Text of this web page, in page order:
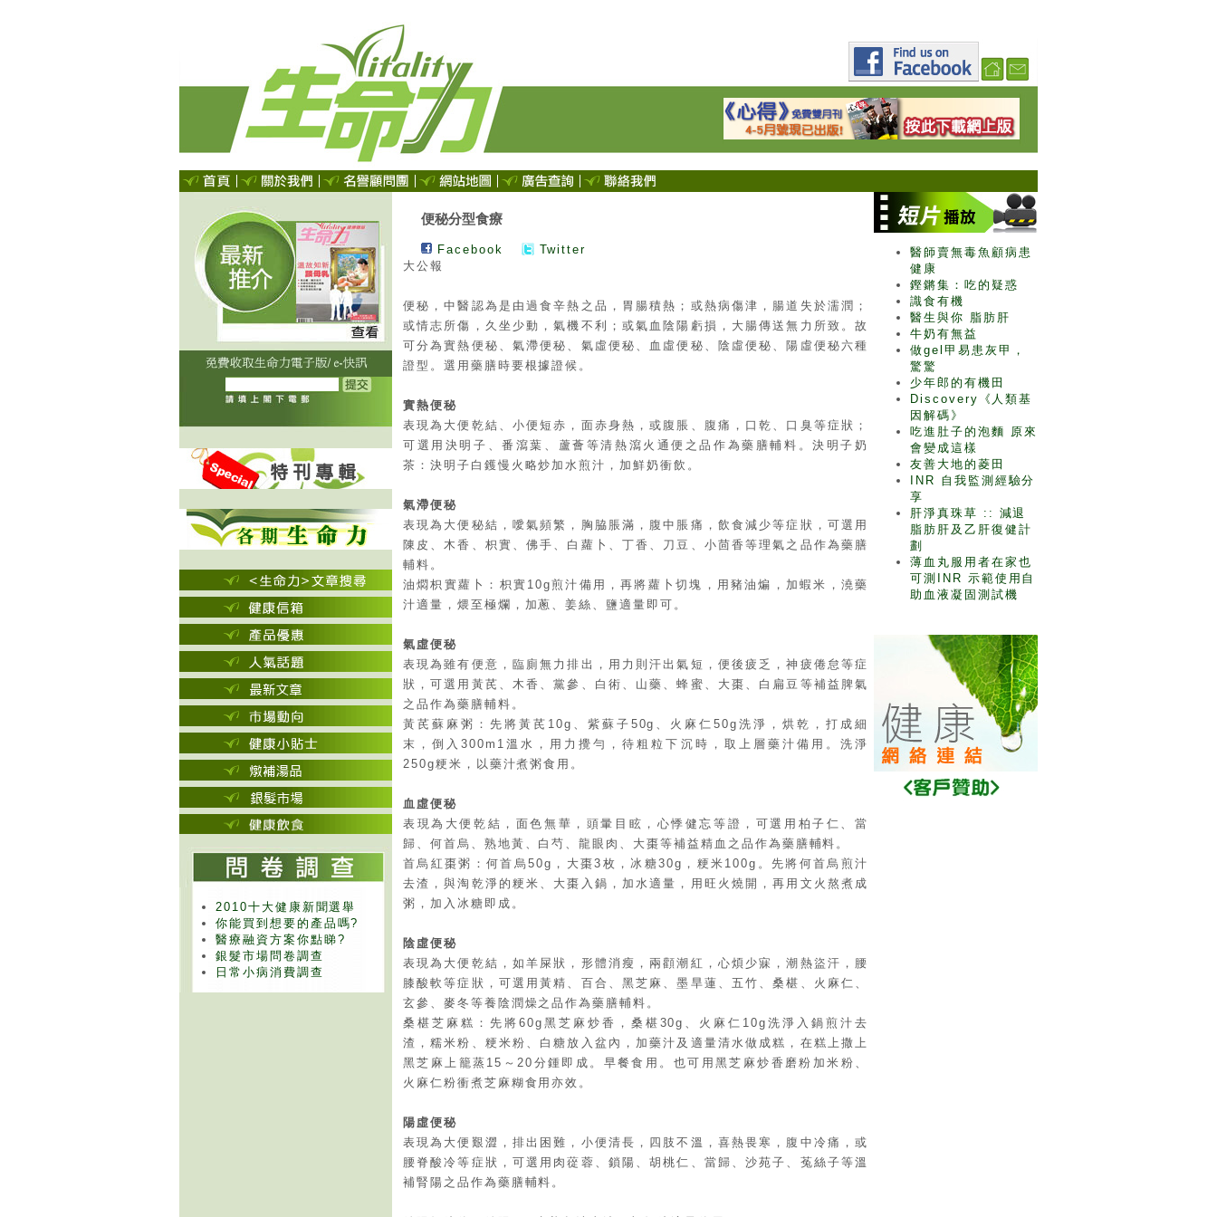
2010十大健康新聞選舉
你能買到想要的產品嗎?
醫療融資方案你點睇?
銀髮市場問卷調查
日常小病消費調查
便秘分型食療
Facebook
Twitter
大公報
便秘，中醫認為是由過食辛熱之品，胃腸積熱；或熱病傷津，腸道失於濡潤；
或情志所傷，久坐少動，氣機不利；或氣血陰陽虧損，大腸傳送無力所致。故
可分為實熱便秘、氣滯便秘、氣虛便秘、血虛便秘、陰虛便秘、陽虛便秘六種
證型。選用藥膳時要根據證候。
實熱便秘
表現為大便乾結、小便短赤，面赤身熱，或腹脹、腹痛，口乾、口臭等症狀；
可選用決明子、番瀉葉、蘆薈等清熱瀉火通便之品作為藥膳輔料。決明子奶
茶：決明子白鑊慢火略炒加水煎汁，加鮮奶衝飲。
氣滯便秘
表現為大便秘結，噯氣頻繁，胸脇脹滿，腹中脹痛，飲食減少等症狀，可選用
陳皮、木香、枳實、佛手、白蘿卜、丁香、刀豆、小茴香等理氣之品作為藥膳
輔料。
油燜枳實蘿卜：枳實10g煎汁備用，再將蘿卜切塊，用豬油煸，加蝦米，澆藥
汁適量，煨至極爛，加蔥、姜絲、鹽適量即可。
氣虛便秘
表現為雖有便意，臨廁無力排出，用力則汗出氣短，便後疲乏，神疲倦怠等症
狀，可選用黃芪、木香、黨參、白術、山藥、蜂蜜、大棗、白扁豆等補益脾氣
之品作為藥膳輔料。
黃芪蘇麻粥：先將黃芪10g、紫蘇子50g、火麻仁50g洗淨，烘乾，打成細
末，倒入300m1溫水，用力攪勻，待粗粒下沉時，取上層藥汁備用。洗淨
250g粳米，以藥汁煮粥食用。
血虛便秘
表現為大便乾結，面色無華，頭暈目眩，心悸健忘等證，可選用柏子仁、當
歸、何首烏、熟地黃、白芍、龍眼肉、大棗等補益精血之品作為藥膳輔料。
首烏紅棗粥：何首烏50g，大棗3枚，冰糖30g，粳米100g。先將何首烏煎汁
去渣，與淘乾淨的粳米、大棗入鍋，加水適量，用旺火燒開，再用文火熬煮成
粥，加入冰糖即成。
陰虛便秘
表現為大便乾結，如羊屎狀，形體消瘦，兩顴潮紅，心煩少寐，潮熱盜汗，腰
膝酸軟等症狀，可選用黃精、百合、黑芝麻、墨旱蓮、五竹、桑椹、火麻仁、
玄參、麥冬等養陰潤燥之品作為藥膳輔料。
桑椹芝麻糕：先將60g黑芝麻炒香，桑椹30g、火麻仁10g洗淨入鍋煎汁去
渣，糯米粉、粳米粉、白糖放入盆內，加藥汁及適量清水做成糕，在糕上撒上
黑芝麻上籠蒸15～20分鍾即成。早餐食用。也可用黑芝麻炒香磨粉加米粉、
火麻仁粉衝煮芝麻糊食用亦效。
陽虛便秘
表現為大便艱澀，排出困難，小便清長，四肢不溫，喜熱畏寒，腹中冷痛，或
腰脊酸冷等症狀，可選用肉蓯蓉、鎖陽、胡桃仁、當歸、沙苑子、菟絲子等溫
補腎陽之品作為藥膳輔料。
醫師賣無毒魚顧病患
健康
鏗鏘集：吃的疑惑
識食有機
醫生與你 脂肪肝
牛奶有無益
做gel甲易患灰甲，
驚驚
少年郎的有機田
Discovery《人類基
因解碼》
吃進肚子的泡麵 原來
會變成這樣
友善大地的菱田
INR 自我監測經驗分
享
肝淨真珠草 :: 減退
脂肪肝及乙肝復健計
劃
薄血丸服用者在家也
可測INR 示範使用自
助血液凝固測試機